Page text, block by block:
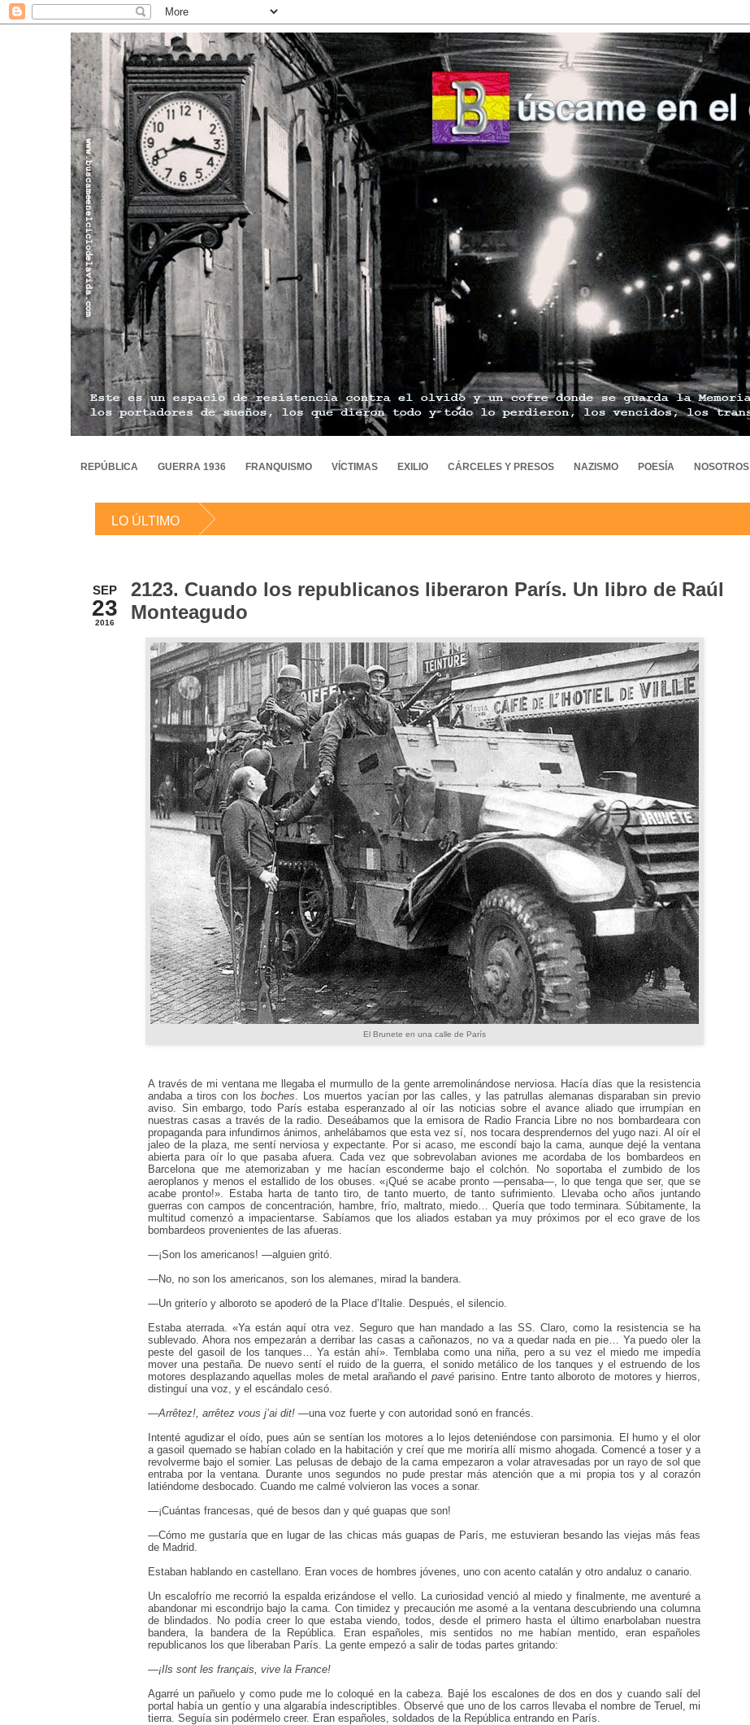
REPÚBLICA GUERRA 1936 FRANQUISMO VÍCTIMAS EXILIO CÁRCELES Y PRESOS NAZISMO POESÍA NOSOTROS
LO ÚLTIMO
SEP
23
2016
2123. Cuando los republicanos liberaron París. Un libro de Raúl
Monteagudo
El Brunete en una calle de París
A través de mi ventana me llegaba el murmullo de la gente arremolinándose nerviosa. Hacía días que la resistencia
andaba a tiros con losboches . Los muertos yacían por las calles, y las patrullas alemanas disparaban sin previo
aviso. Sin embargo, todo París estaba esperanzado al oír las noticias sobre el avance aliado que irrumpían en
nuestras casas a través de la radio. Deseábamos que la emisora de Radio Francia Libre no nos bombardeara con
propaganda para infundirnos ánimos, anhelábamos que esta vez sí, nos tocara desprendernos del yugo nazi. Al oír el
jaleo de la plaza, me sentí nerviosa y expectante. Por si acaso, me escondí bajo la cama, aunque dejé la ventana
abierta para oír lo que pasaba afuera. Cada vez que sobrevolaban aviones me acordaba de los bombardeos en
Barcelona que me atemorizaban y me hacían esconderme bajo el colchón. No soportaba el zumbido de los
aeroplanos y menos el estallido de los obuses. «¡Qué se acabe pronto —pensaba—, lo que tenga que ser, que se
acabe pronto!». Estaba harta de tanto tiro, de tanto muerto, de tanto sufrimiento. Llevaba ocho años juntando
guerras con campos de concentración, hambre, frío, maltrato, miedo… Quería que todo terminara. Súbitamente, la
multitud comenzó a impacientarse. Sabíamos que los aliados estaban ya muy próximos por el eco grave de los
bombardeos provenientes de las afueras.
—¡Son los americanos! —alguien gritó.
—No, no son los americanos, son los alemanes, mirad la bandera.
—Un griterío y alboroto se apoderó de la Place d’Italie. Después, el silencio.
Estaba aterrada. «Ya están aquí otra vez. Seguro que han mandado a las SS. Claro, como la resistencia se ha
sublevado. Ahora nos empezarán a derribar las casas a cañonazos, no va a quedar nada en pie… Ya puedo oler la
peste del gasoil de los tanques… Ya están ahí». Temblaba como una niña, pero a su vez el miedo me impedía
mover una pestaña. De nuevo sentí el ruido de la guerra, el sonido metálico de los tanques y el estruendo de los
motores desplazando aquellas moles de metal arañando el pavé parisino. Entre tanto alboroto de motores y hierros,
distinguí una voz, y el escándalo cesó.
—Arrêtez!, arrêtez vous j’ai dit!—una voz fuerte y con autoridadsonó en francés.
Intenté agudizar el oído, pues aún se sentían los motores a lo lejos deteniéndose con parsimonia. El humo y el olor
a gasoil quemado se habían colado en la habitación y creí que me moriría allí mismo ahogada. Comencé a toser y a
revolverme bajo el somier. Las pelusas de debajo de la cama empezaron a volar atravesadas por un rayo de sol que
entraba por la ventana. Durante unos segundos no pude prestar más atención que a mi propia tos y al corazón
latiéndome desbocado. Cuando me calmé volvieron las voces a sonar.
—¡Cuántas francesas, qué de besos dan y qué guapas que son!
—Cómo me gustaría que en lugar de las chicas más guapas de París, me estuvieran besando las viejas más feas
de Madrid.
Estaban hablando en castellano. Eran voces de hombres jóvenes, uno con acento catalán y otro andaluz o canario.
Un escalofrío me recorrió la espalda erizándose el vello. La curiosidad venció al miedo y finalmente, me aventuré a
abandonar mi escondrijo bajo la cama. Con timidez y precaución me asomé a la ventana descubriendo una columna
de blindados. No podía creer lo que estaba viendo, todos, desde el primero hasta el último enarbolaban nuestra
bandera, la bandera de la República. Eran españoles, mis sentidos no me habían mentido, eran españoles
republicanos los que liberaban París. La gente empezó a salir de todas partes gritando:
—¡Ils sont les français, vive la France!
Agarré un pañuelo y como pude me lo coloqué en la cabeza. Bajé los escalones de dos en dos y cuando salí del
portal había un gentío y una algarabía indescriptibles. Observé que uno de los carros llevaba el nombre de Teruel, mi
tierra. Seguía sin podérmelo creer. Eran españoles, soldados de la República entrando en París.